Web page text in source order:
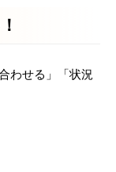
わせる」「状況